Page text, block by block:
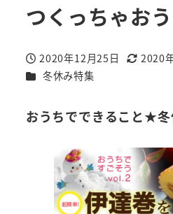
つくっちゃおう
投稿日
2020年12月25日
更新日
2020
カテゴリー
冬休み特集
おうちでできること★